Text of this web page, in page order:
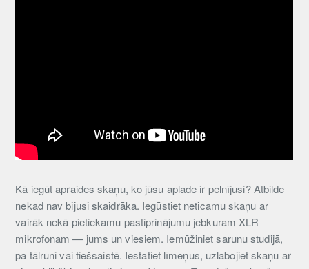
Kā iegūt apraides skaņu, ko jūsu aplade ir pelnījusi? Atbilde
nekad nav bijusi skaidrāka. Iegūstiet neticamu skaņu ar
vairāk nekā pietiekamu pastiprinājumu jebkuram XLR
mikrofonam — jums un viesiem. Iemūžiniet sarunu studijā,
pa tālruni vai tiešsaistē. Iestatiet līmeņus, uzlabojiet skaņu ar